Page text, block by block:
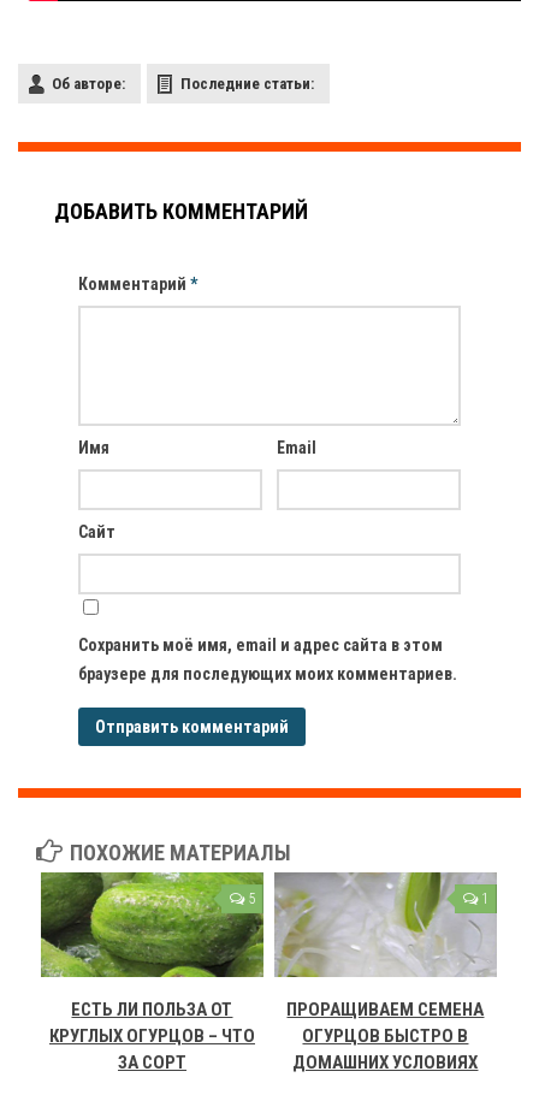
Об авторе: Последние статьи:
ДОБАВИТЬ КОММЕНТАРИЙ
Комментарий *
Имя Email
Сайт
Сохранить моё имя, email и адрес сайта в этом
браузере для последующих моих комментариев.
ПОХОЖИЕ МАТЕРИАЛЫ
5
ЕСТЬ ЛИ ПОЛЬЗА ОТ
КРУГЛЫХ ОГУРЦОВ – ЧТО
ЗА СОРТ
1
ПРОРАЩИВАЕМ СЕМЕНА
ОГУРЦОВ БЫСТРО В
ДОМАШНИХ УСЛОВИЯХ